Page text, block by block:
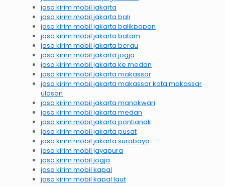
jasa kirim mobil jakarta
jasa kirim mobil jakarta bali
jasa kirim mobil jakarta balikpapan
jasa kirim mobil jakarta batam
jasa kirim mobil jakarta berau
jasa kirim mobil jakarta jogja
jasa kirim mobil jakarta ke medan
jasa kirim mobil jakarta makassar
jasa kirim mobil jakarta makassar kota makassar
ulasan
jasa kirim mobil jakarta manokwari
jasa kirim mobil jakarta medan
jasa kirim mobil jakarta pontianak
jasa kirim mobil jakarta pusat
jasa kirim mobil jakarta surabaya
jasa kirim mobil jayapura
jasa kirim mobil jogja
jasa kirim mobil kapal
jasa kirim mobil kapal laut